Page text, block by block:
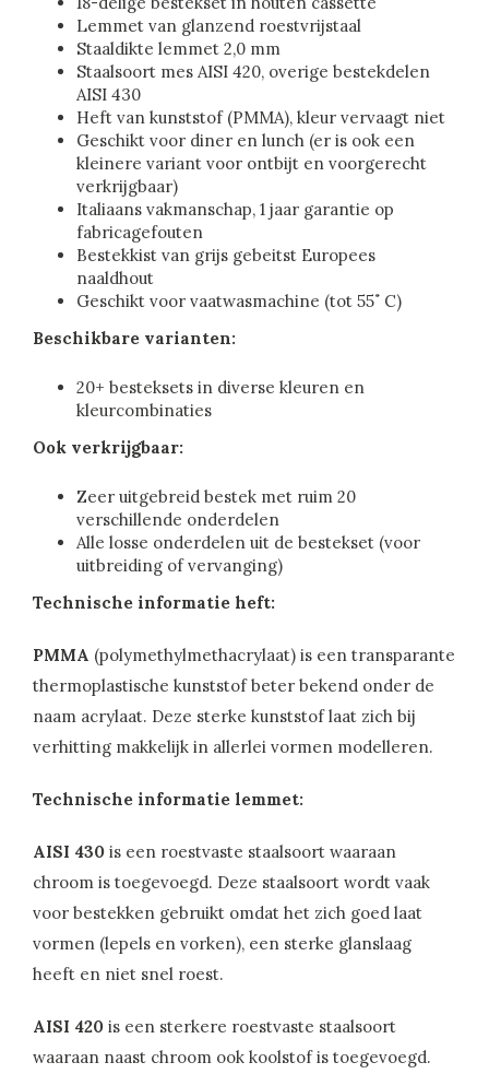
Lemmet van glanzend roestvrijstaal
Staaldikte lemmet 2,0 mm
Staalsoort mes AISI 420, overige bestekdelen
AISI 430
Heft van kunststof (PMMA), kleur vervaagt niet
Geschikt voor diner en lunch (er is ook een
kleinere variant voor ontbijt en voorgerecht
verkrijgbaar)
Italiaans vakmanschap, 1 jaar garantie op
fabricagefouten
Bestekkist van grijs gebeitst Europees
naaldhout
Geschikt voor vaatwasmachine (tot 55˚ C)
Beschikbare varianten:
20+ besteksets in diverse kleuren en
kleurcombinaties
Ook verkrijgbaar:
Zeer uitgebreid bestek met ruim 20
verschillende onderdelen
Alle losse onderdelen uit de bestekset (voor
uitbreiding of vervanging)
Technische informatie heft:
PMMA (polymethylmethacrylaat) is een transparante
thermoplastische kunststof beter bekend onder de
naam acrylaat. Deze sterke kunststof laat zich bij
verhitting makkelijk in allerlei vormen modelleren.
Technische informatie lemmet:
AISI 430 is een roestvaste staalsoort waaraan
chroom is toegevoegd. Deze staalsoort wordt vaak
voor bestekken gebruikt omdat het zich goed laat
vormen (lepels en vorken), een sterke glanslaag
heeft en niet snel roest.
AISI 420 is een sterkere roestvaste staalsoort
waaraan naast chroom ook koolstof is toegevoegd.